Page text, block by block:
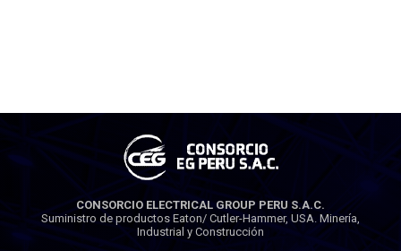
CONSORCIO ELECTRICAL GROUP PERU S.A.C.
Suministro de productos Eaton/ Cutler-Hammer, USA. Minería,
Industrial y Construcción